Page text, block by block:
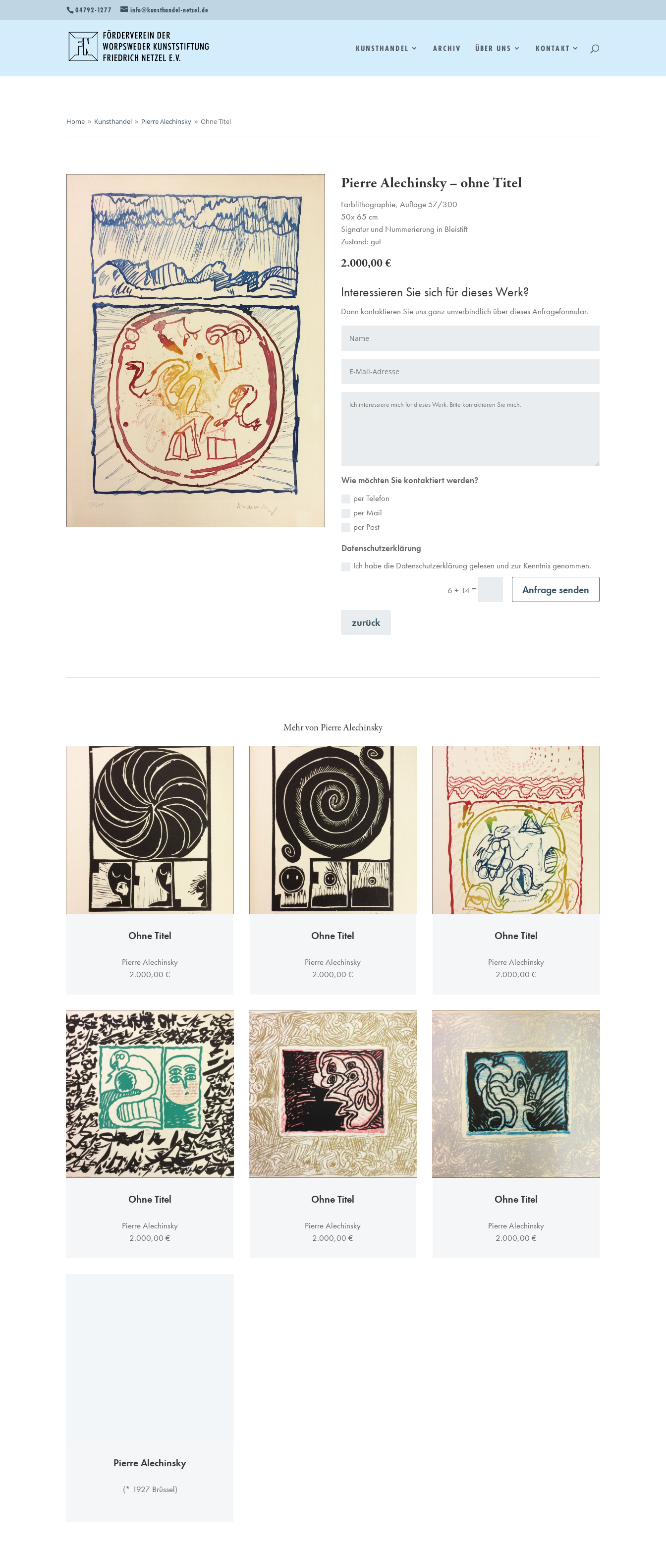
04792-1277 info@kunsthandel-netzel.de
KUNSTHANDEL ARCHIV ÜBER UNS KONTAKT
Home 9 Kunsthandel 9 Pierre Alechinsky 9 Ohne Titel
Pierre Alechinsky – ohne Titel
Farblithographie, Auflage 57/300
50x 65 cm
Signatur und Nummerierung in Bleistift
Zustand: gut
2.000,00 €
Interessieren Sie sich für dieses Werk?
Dann kontaktieren Sie uns ganz unverbindlich über dieses Anfrageformular.
Wie möchten Sie kontaktiert werden?
per Telefon
per Mail
per Post
Datenschutzerklärung
Ich habe die Datenschutzerklärung gelesen und zur Kenntnis genommen.
6 + 14 = Anfrage senden
zurück
Mehr von Pierre Alechinsky
Ohne Titel
Pierre Alechinsky
2.000,00 €
Ohne Titel
Pierre Alechinsky
2.000,00 €
Pierre Alechinsky
(* 1927 Brüssel)
Ohne Titel
Pierre Alechinsky
2.000,00 €
Ohne Titel
Pierre Alechinsky
2.000,00 €
Ohne Titel
Pierre Alechinsky
2.000,00 €
Ohne Titel
Pierre Alechinsky
2.000,00 €